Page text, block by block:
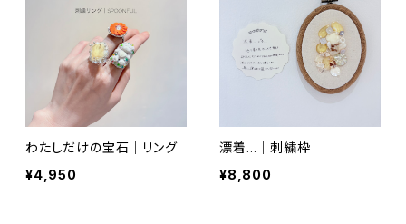
わたしだけの宝石｜リング
¥4,950
漂着…｜刺繍枠
¥8,800